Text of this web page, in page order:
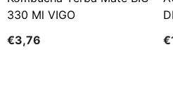
330 Ml VIGO
€3,76